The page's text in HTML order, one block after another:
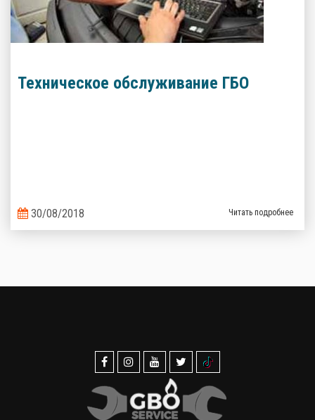
Техническое обслуживание ГБО
30/08/2018 Читать подробнее